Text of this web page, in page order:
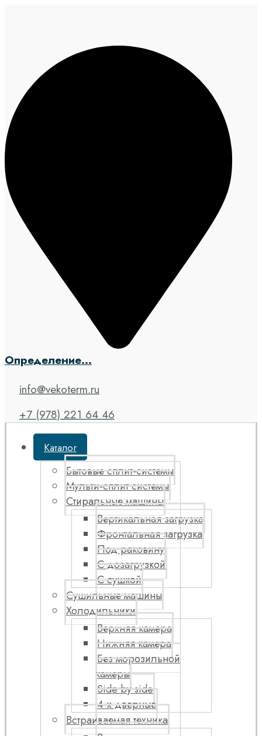
Определение...
info@vekoterm.ru
+7 (978) 221 64 46
Каталог
Бытовые сплит-системы
Мульти-сплит системы
Стиральные машины
Вертикальная загрузка
Фронтальная загрузка
Под раковину
С дозагрузкой
С сушкой
Сушильные машины
Холодильники
Верхняя камера
Нижняя камера
Без морозильной
камеры
Side by side
4-х дверные
Встраиваемая техника